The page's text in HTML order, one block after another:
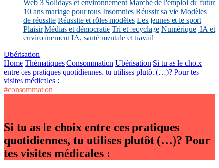
Web 3 Solidays et environnement Marché de l'emploi du futur
10 ans mariage pour tous Insomnies Réussir sa vie Modèles
de réussite Réussite et rôles modèles Les jeunes et le sport
Plaisir Médias et démocratie Tri et recyclage Numérique, IA et
environnement IA, santé mentale et travail
Ubérisation
Home Thématiques Consommation Ubérisation Si tu as le choix
entre ces pratiques quotidiennes, tu utilises plutôt (…)? Pour tes
visites médicales :
#consommation
Si tu as le choix entre ces pratiques
quotidiennes, tu utilises plutôt (…)? Pour
tes visites médicales :